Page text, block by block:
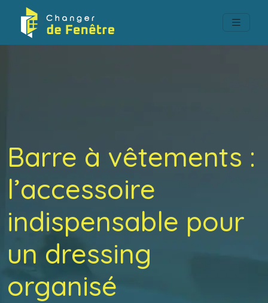
Barre à vêtements :
l’accessoire
indispensable pour
un dressing
organisé